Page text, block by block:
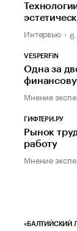
Интервью 6
VESPERFIN
Одна за
Мнение
ГИФТЕРИ.РУ
Рынок
работу
Мнение
«БАЛТИЙСКИЙ